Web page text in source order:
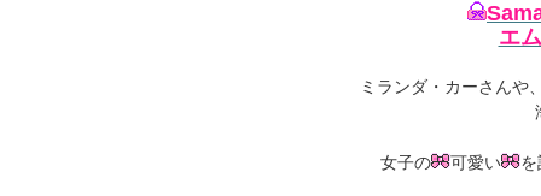
エ
ミランダ・カーさんや
女子の 可愛い